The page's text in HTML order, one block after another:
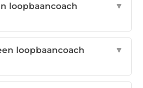
loopbaancoach
▼
loopbaancoach
▼